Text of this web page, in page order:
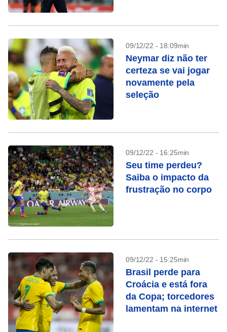
09/12/22 - 18:09min
Neymar diz não ter
certeza se vai jogar
novamente pela
seleção
09/12/22 - 16:25min
Seu time perdeu?
Saiba o impacto da
frustração no corpo
09/12/22 - 15:25min
Brasil perde para
Croácia e está fora
da Copa; torcedores
lamentam na internet